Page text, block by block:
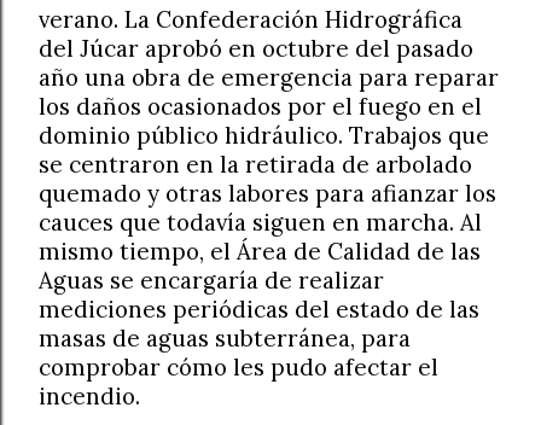
verano. La Confederación Hidrográfica
del Júcar aprobó en octubre del pasado
año una obra de emergencia para reparar
los daños ocasionados por el fuego en el
dominio público hidráulico. Trabajos que
se centraron en la retirada de arbolado
quemado y otras labores para afianzar los
cauces que todavía siguen en marcha. Al
mismo tiempo, el Área de Calidad de las
Aguas se encargaría de realizar
mediciones periódicas del estado de las
masas de aguas subterránea, para
comprobar cómo les pudo afectar el
incendio.